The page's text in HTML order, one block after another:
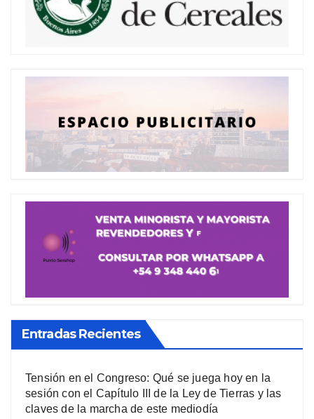
Entradas Recientes
Tensión en el Congreso: Qué se juega hoy en la
sesión con el Capítulo III de la Ley de Tierras y las
claves de la marcha de este mediodía